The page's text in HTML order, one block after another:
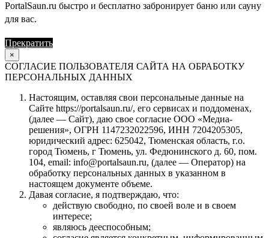
PortalSaun.ru быстро и бесплатно забронирует баню или сауну
для вас.
Прекратить
×
СОГЛАСИЕ ПОЛЬЗОВАТЕЛЯ САЙТА НА ОБРАБОТКУ
ПЕРСОНАЛЬНЫХ ДАННЫХ
Настоящим, оставляя свои персональные данные на
Сайте https://portalsaun.ru/, его сервисах и поддоменах,
(далее — Сайт), даю свое согласие ООО «Медиа-
решения», ОГРН 1147232022596, ИНН 7204205305,
юридический адрес: 625042, Тюменская область, г.о.
город Тюмень, г Тюмень, ул. Федюнинского д. 60, пом.
104, email: info@portalsaun.ru, (далее — Оператор) на
обработку персональных данных в указанном в
настоящем документе объеме.
Давая согласие, я подтверждаю, что:
действую свободно, по своей воле и в своем
интересе;
являюсь дееспособным;